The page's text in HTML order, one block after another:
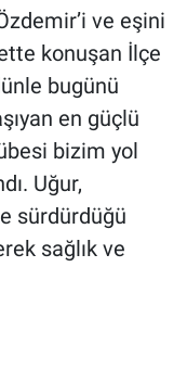
ve eşini
konuşan İlçe
bugünü
en güçlü
bizim yol
Uğur,
sürdürdüğü
sağlık ve